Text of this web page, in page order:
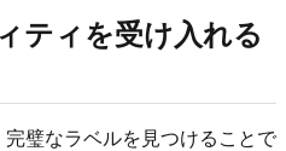
ティを受け入れる
璧なラベルを見つけることで